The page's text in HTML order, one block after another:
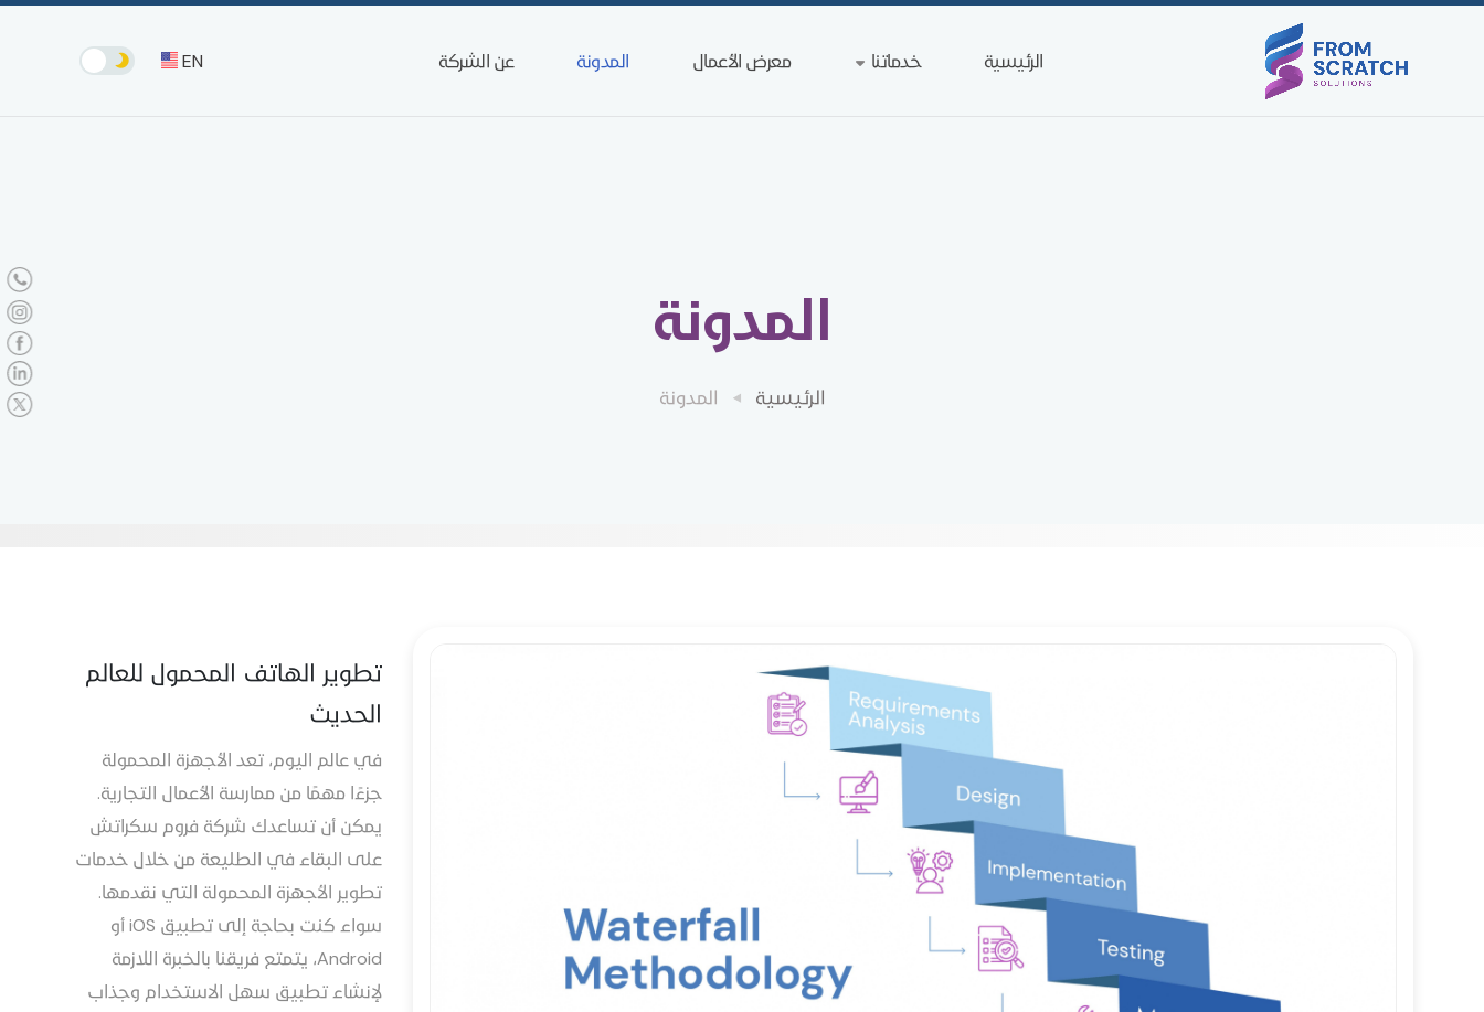
الرئيسية خدماتنا معرض الأعمال المدونة عن الشركة EN
المدونة
الرئيسية المدونة
تطوير الهاتف المحمول للعالم
الحديث
في عالم اليوم، تعد الأجهزة المحمولة
جزءًا مهمًا من ممارسة الأعمال التجارية.
يمكن أن تساعدك شركة فروم سكراتش
على البقاء في الطليعة من خلال خدمات
تطوير الأجهزة المحمولة التي نقدمها.
سواء كنت بحاجة إلى تطبيق iOS أو
Android، يتمتع فريقنا بالخبرة اللازمة
لإنشاء تطبيق سهل الاستخدام وجذاب